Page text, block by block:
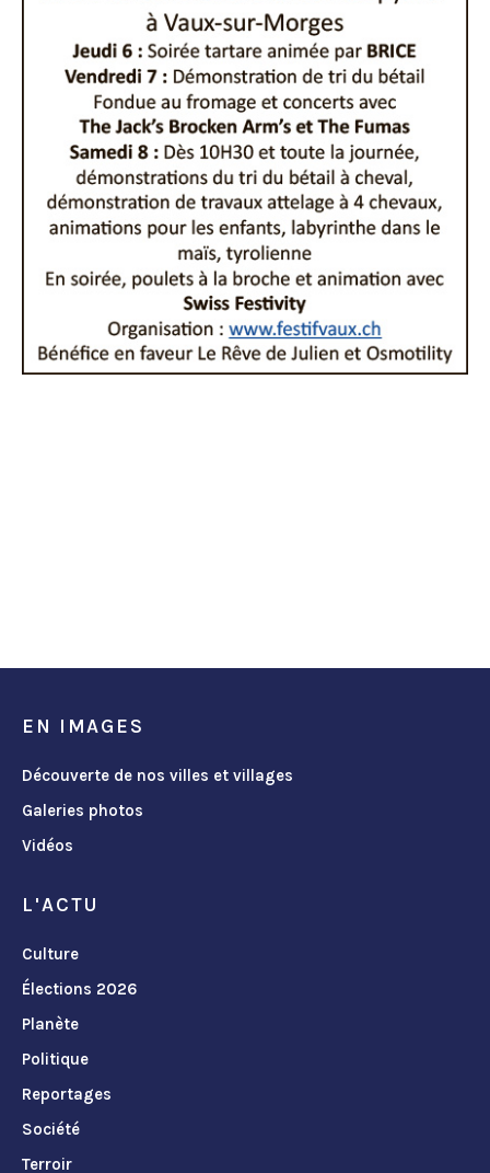
EN IMAGES
Découverte de nos villes et villages
Galeries photos
Vidéos
L'ACTU
Culture
Élections 2026
Planète
Politique
Reportages
Société
Terroir